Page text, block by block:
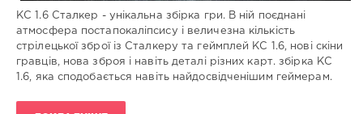
КС 1.6 Сталкер - унікальна збірка гри. В ній поєднані
атмосфера постапокаліпсису і величезна кількість
стрілецької зброї із Сталкеру та геймплей КС 1.6, нові скіни
гравців, нова зброя і навіть деталі різних карт. збірка КС
1.6, яка сподобається навіть найдосвідченішим геймерам.